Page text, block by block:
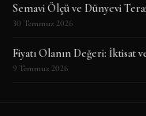
Semavi Ölçü ve Dünyevi
30 Temmuz 2026
Fiyatı Olanın Değeri: İktisat
9 Temmuz 2026